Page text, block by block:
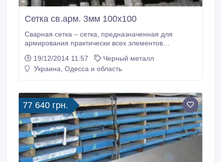
Сетка св.арм. 3мм 100х100
Сварная сетка – сетка, предназначенная для
армирования практически всех элементов
швов, кирпичной кладки, отмостков и многого
другого. http://www.kraftmetal.com.ua/
19/12/2014 11:57
Черный металл
Украина, Одесса и область
77 640 грн.